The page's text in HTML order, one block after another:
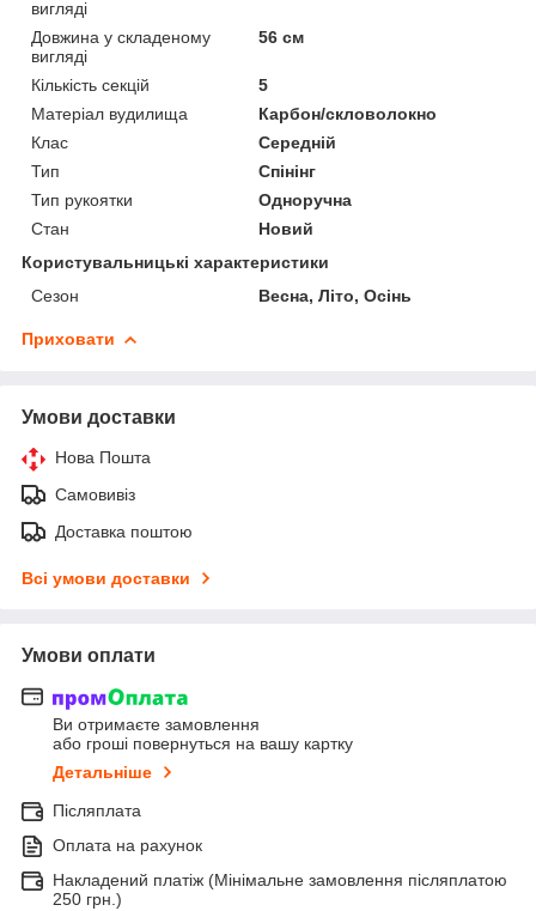
вигляді
Довжина у складеному
вигляді
56 см
Кількість секцій
5
Матеріал вудилища
Карбон/скловолокно
Клас
Середній
Тип
Спінінг
Тип рукоятки
Одноручна
Стан
Новий
Користувальницькі характеристики
Сезон
Весна, Літо, Осінь
Приховати
Умови доставки
Нова Пошта
Самовивіз
Доставка поштою
Всі умови доставки
Умови оплати
Ви отримаєте замовлення
або гроші повернуться на вашу картку
Детальніше
Післяплата
Оплата на рахунок
Накладений платіж (Мінімальне замовлення післяплатою
250 грн.)